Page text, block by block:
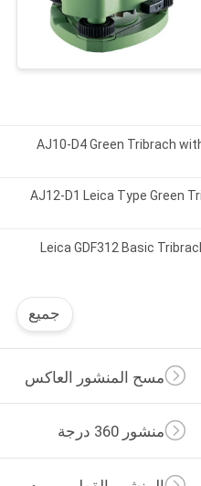
AJ10-D4 Green Tribrach
AJ12-D1 Leica Type Green
Leica GDF312 Basic
جميع
مسح المنشور العاكس
منشور 360 درجة